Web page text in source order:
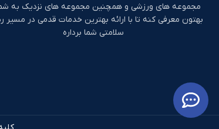
مجموعه های ورزشی و همچنین مجموعه های نزدیک به
بهتون معرفی کنه تا با ارائه بهترین خدمات قدمی در مسیر
سلامتی شما برداره